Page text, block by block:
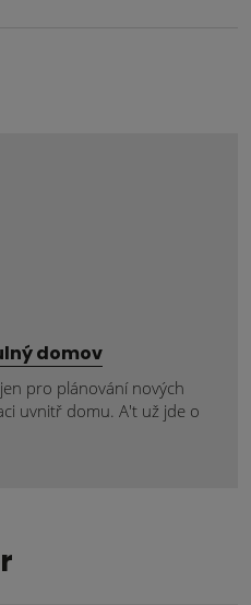
domov
pro plánování nových
uvnitř domu. A't už jde o